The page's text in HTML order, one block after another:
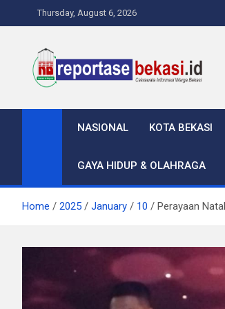
to
Thursday, August 6, 2026
Reportase
Cakrawala Informasi Warga Bekasi
NASIONAL
KOTA BEKASI
GAYA HIDUP & OLAHRAGA
Home 2025 January 10 Perayaan